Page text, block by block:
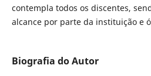
contempla todos os discentes,
alcance por parte da instituição e
Biografia do Autor